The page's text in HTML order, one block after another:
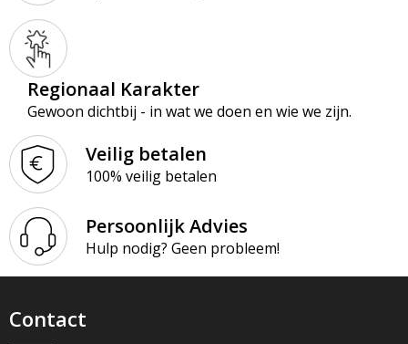
Regionaal Karakter
Gewoon dichtbij - in wat we doen en wie we zijn.
Veilig betalen
100% veilig betalen
Persoonlijk Advies
Hulp nodig? Geen probleem!
Contact